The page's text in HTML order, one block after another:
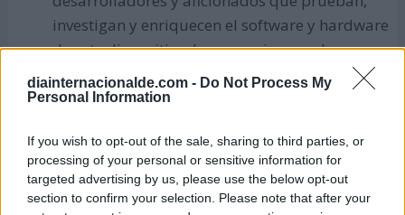
diainternacionalde.com - Do Not Process My
Personal Information
If you wish to opt-out of the sale, sharing to third parties, or
processing of your personal or sensitive information for
targeted advertising by us, please use the below opt-out
section to confirm your selection. Please note that after your
investigan y enriquecen el software y hardware
de este dispositivo. Los usuarios pueden
adquirir las piezas del kit y hacer su propio
ensamblaje.
Open Source Ecology: es una red de
agricultores, ingenieros y promotores del
hardware libre, orientados a desarrollar una
nueva generación de maquinaria industrial